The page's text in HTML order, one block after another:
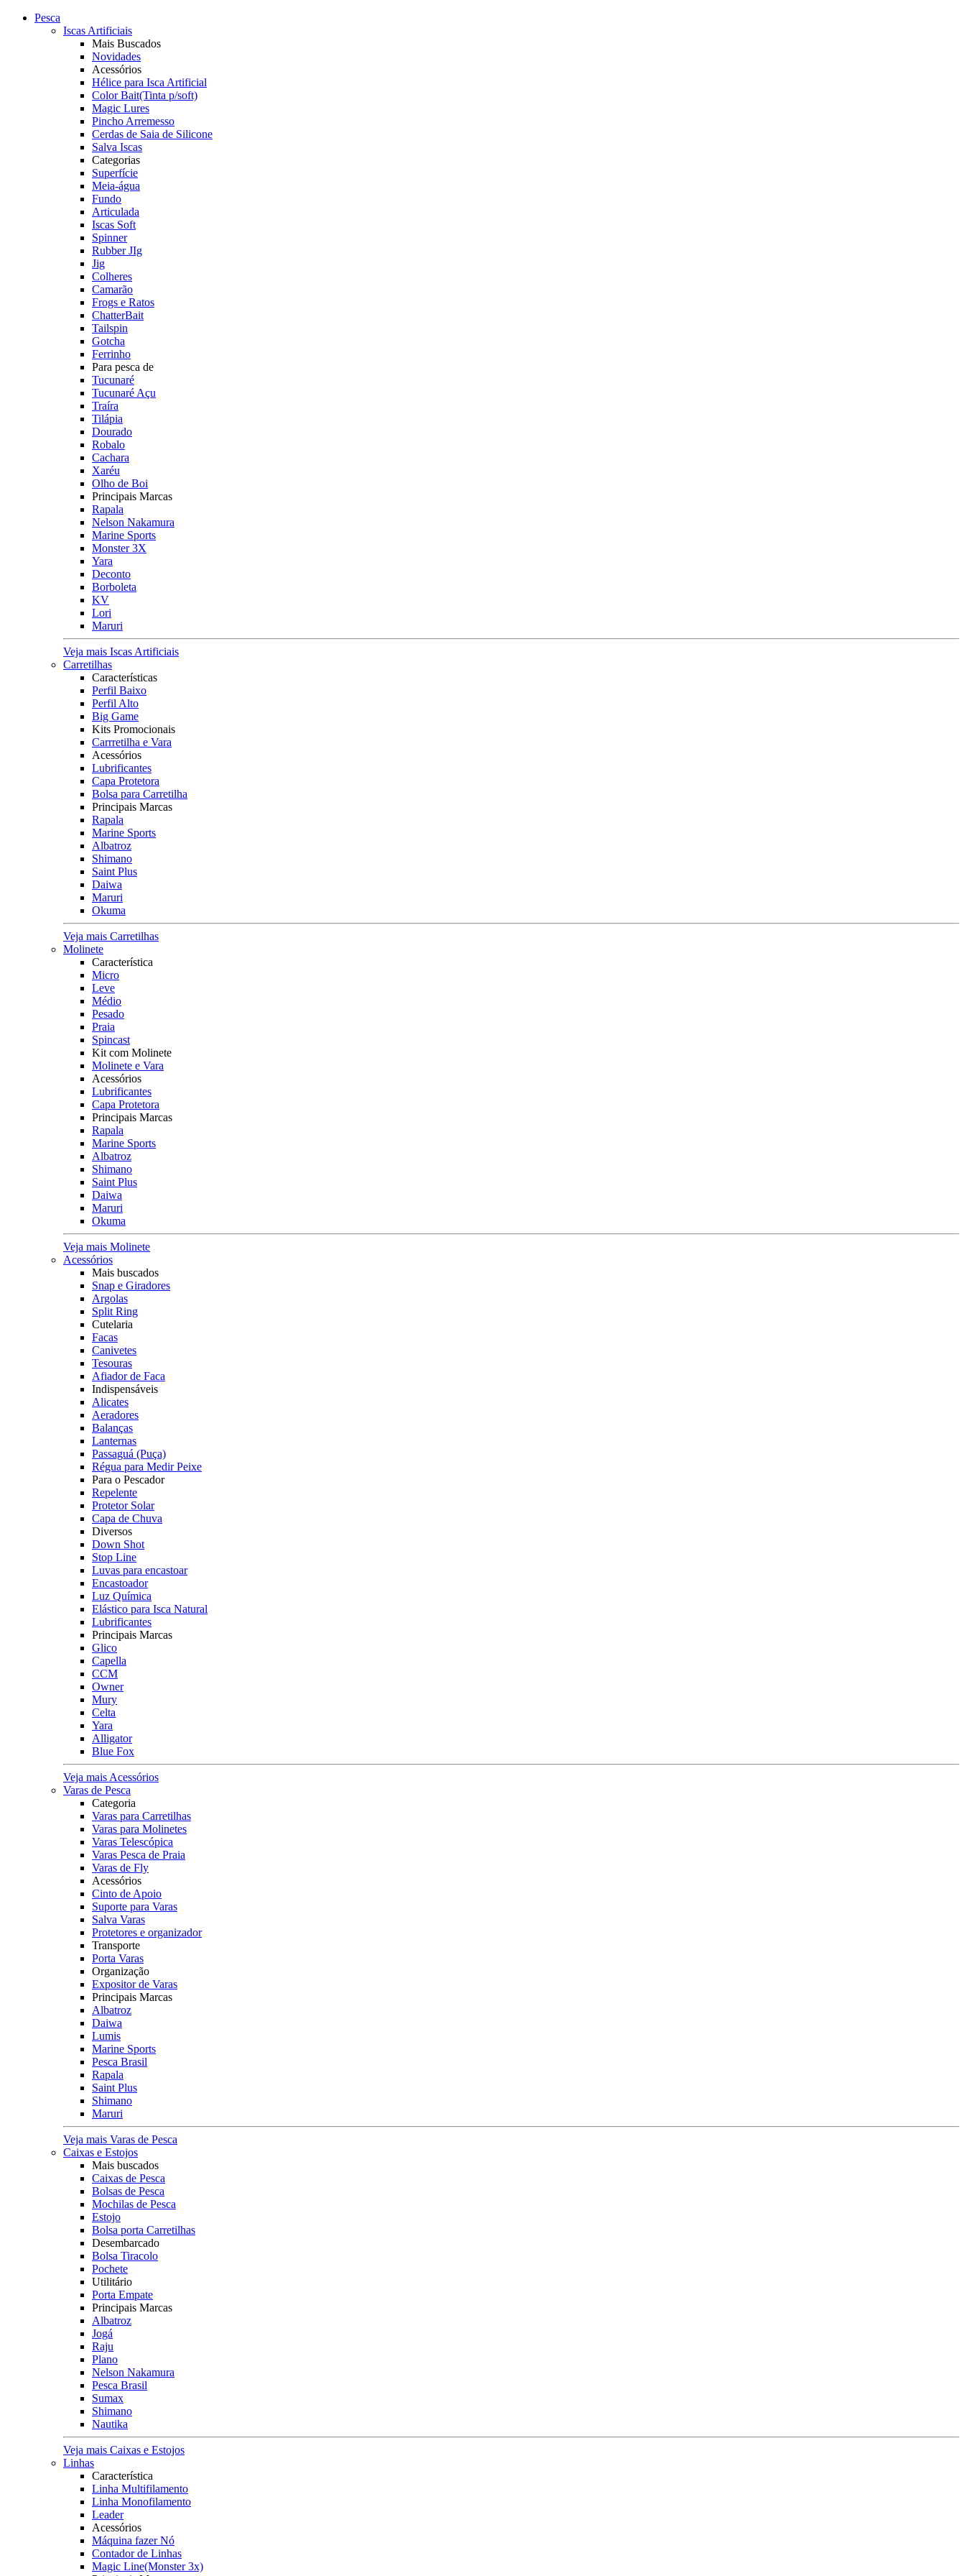
Pesca
Iscas Artificiais
Mais Buscados
Novidades
Acessórios
Hélice para Isca Artificial
Color Bait(Tinta p/soft)
Magic Lures
Pincho Arremesso
Cerdas de Saia de Silicone
Salva Iscas
Categorias
Superfície
Meia-água
Fundo
Articulada
Iscas Soft
Spinner
Rubber JIg
Jig
Colheres
Camarão
Frogs e Ratos
ChatterBait
Tailspin
Gotcha
Ferrinho
Para pesca de
Tucunaré
Tucunaré Açu
Traíra
Tilápia
Dourado
Robalo
Cachara
Xaréu
Olho de Boi
Principais Marcas
Rapala
Nelson Nakamura
Marine Sports
Monster 3X
Yara
Deconto
Borboleta
KV
Lori
Maruri
Veja mais Iscas Artificiais
Carretilhas
Características
Perfil Baixo
Perfil Alto
Big Game
Kits Promocionais
Carrretilha e Vara
Acessórios
Lubrificantes
Capa Protetora
Bolsa para Carretilha
Principais Marcas
Rapala
Marine Sports
Albatroz
Shimano
Saint Plus
Daiwa
Maruri
Okuma
Veja mais Carretilhas
Molinete
Característica
Micro
Leve
Médio
Pesado
Praia
Spincast
Kit com Molinete
Molinete e Vara
Acessórios
Lubrificantes
Capa Protetora
Principais Marcas
Rapala
Marine Sports
Albatroz
Shimano
Saint Plus
Daiwa
Maruri
Okuma
Veja mais Molinete
Acessórios
Mais buscados
Snap e Giradores
Argolas
Split Ring
Cutelaria
Facas
Canivetes
Tesouras
Afiador de Faca
Indispensáveis
Alicates
Aeradores
Balanças
Lanternas
Passaguá (Puça)
Régua para Medir Peixe
Para o Pescador
Repelente
Protetor Solar
Capa de Chuva
Diversos
Down Shot
Stop Line
Luvas para encastoar
Encastoador
Luz Química
Elástico para Isca Natural
Lubrificantes
Principais Marcas
Glico
Capella
CCM
Owner
Mury
Celta
Yara
Alligator
Blue Fox
Veja mais Acessórios
Varas de Pesca
Categoria
Varas para Carretilhas
Varas para Molinetes
Varas Telescópica
Varas Pesca de Praia
Varas de Fly
Acessórios
Cinto de Apoio
Suporte para Varas
Salva Varas
Protetores e organizador
Transporte
Porta Varas
Organização
Expositor de Varas
Principais Marcas
Albatroz
Daiwa
Lumis
Marine Sports
Pesca Brasil
Rapala
Saint Plus
Shimano
Maruri
Veja mais Varas de Pesca
Caixas e Estojos
Mais buscados
Caixas de Pesca
Bolsas de Pesca
Mochilas de Pesca
Estojo
Bolsa porta Carretilhas
Desembarcado
Bolsa Tiracolo
Pochete
Utilitário
Porta Empate
Principais Marcas
Albatroz
Jogá
Raju
Plano
Nelson Nakamura
Pesca Brasil
Sumax
Shimano
Nautika
Veja mais Caixas e Estojos
Linhas
Característica
Linha Multifilamento
Linha Monofilamento
Leader
Acessórios
Máquina fazer Nó
Contador de Linhas
Magic Line(Monster 3x)